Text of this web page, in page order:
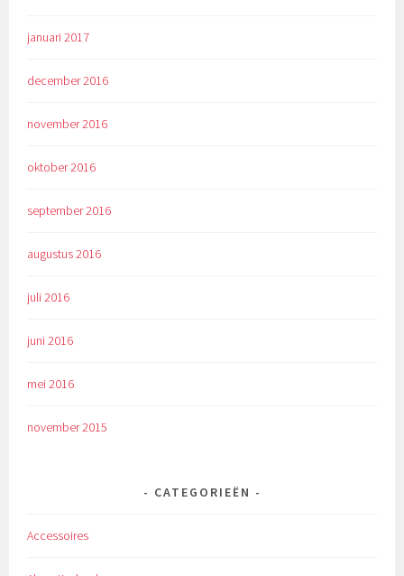
januari 2017
december 2016
november 2016
oktober 2016
september 2016
augustus 2016
juli 2016
juni 2016
mei 2016
november 2015
CATEGORIEËN
Accessoires